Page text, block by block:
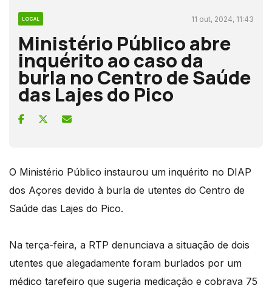
LOCAL 11 out, 2024, 11:43
Ministério Público abre
inquérito ao caso da
burla no Centro de Saúde
das Lajes do Pico
O Ministério Público instaurou um inquérito no DIAP
dos Açores devido à burla de utentes do Centro de
Saúde das Lajes do Pico.
Na terça-feira, a RTP denunciava a situação de dois
utentes que alegadamente foram burlados por um
médico tarefeiro que sugeria medicação e cobrava 75